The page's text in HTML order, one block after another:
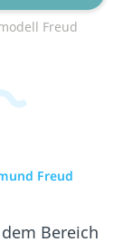
Freud
Freud
Bereich